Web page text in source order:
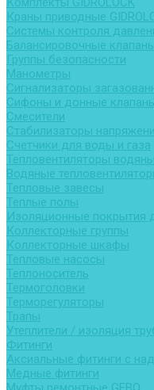
Краны приводные
Системы контроля
Балансировочные
Группы безопасности
Манометры
Сигнализаторы
Сифоны и донные
Смесители
Стабилизаторы
Счетчики для воды и газа
Тепловентиляторы
Водяные
Тепловые завесы
Теплые полы
Изоляционные покрытия
Коллекторные группы
Коллекторные шкафы
Тепловые насосы
Теплоноситель
Термоголовки
Терморегуляторы
Трапы
Утеплители / изоляция
Фитинги
Аксиальные фитинги с
Медные фитинги